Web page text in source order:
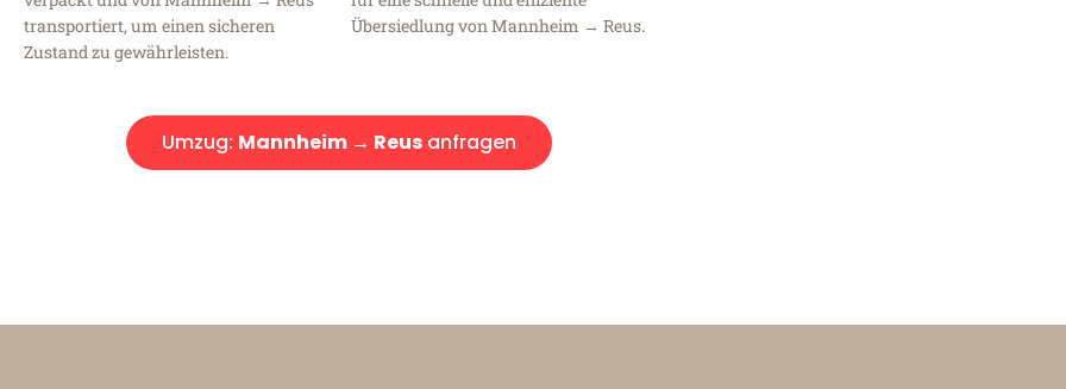
transportiert, um einen sicheren
Zustand zu gewährleisten.
Übersiedlung von Mannheim → Reus.
Umzug: Mannheim → Reus anfragen